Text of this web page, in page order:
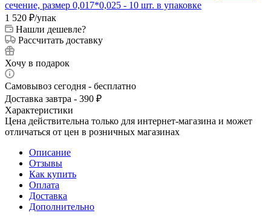
1 520 ₽/упак
Нашли дешевле?
Рассчитать доставку
Хочу в подарок
Самовывоз сегодня - бесплатно
Доставка завтра - 390 ₽
Характеристики
Цена действительна только для интернет-магазина и может
отличаться от цен в розничных магазинах
Описание
Отзывы
Как купить
Оплата
Доставка
Дополнительно